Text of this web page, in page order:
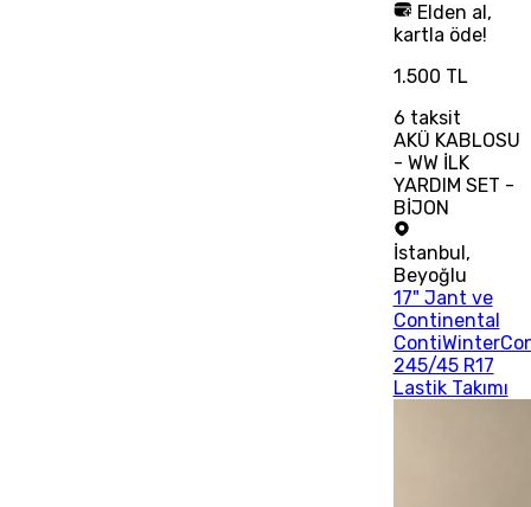
Elden al,
kartla öde!
1.500 TL
6 taksit
AKÜ KABLOSU
- WW İLK
YARDIM SET -
BİJON
İstanbul ,
Beyoğlu
17" Jant ve
Continental
245/45 R17
Lastik Takımı